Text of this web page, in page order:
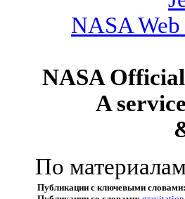
NASA Web
NASA
A
По материалам
Публикации с ключевыми словами: